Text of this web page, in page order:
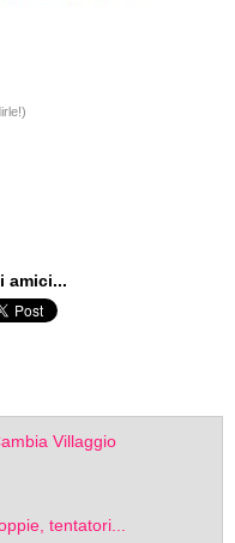
amici...
Villaggio
tentatori...